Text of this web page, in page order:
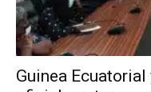
Guinea Ecuatorial